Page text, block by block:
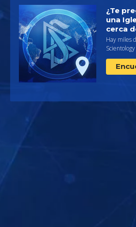
¿Te
una
cerca
Hay miles